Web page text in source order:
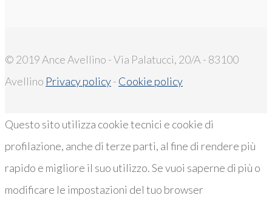
© 2019 Ance Avellino - Via Palatucci, 20/A - 83100
Avellino Privacy policy- Cookie policy
Questo sito utilizza cookie tecnici e cookie di
profilazione, anche di terze parti, al fine di rendere più
rapido e migliore il suo utilizzo. Se vuoi saperne di più o
modificare le impostazioni del tuo browser